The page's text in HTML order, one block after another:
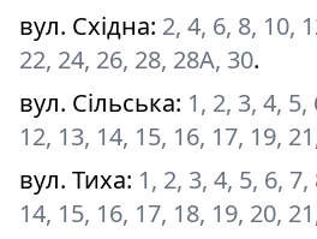
вул. Східна: 2, 4, 6, 8, 10,
22, 24, 26, 28, 28А, 30.
вул. Сільська: 1, 2, 3, 4, 5,
12, 13, 14, 15, 16, 17, 19,
вул. Тиха: 1, 2, 3, 4, 5, 6,
14, 15, 16, 17, 18, 19, 20,